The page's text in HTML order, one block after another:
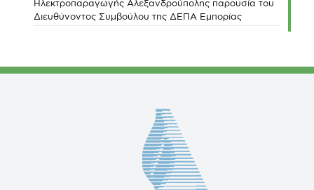
Ηλεκτροπαραγωγής Αλεξανδρούπολης παρουσία του
Διευθύνοντος Συμβούλου της ΔΕΠΑ Εμπορίας